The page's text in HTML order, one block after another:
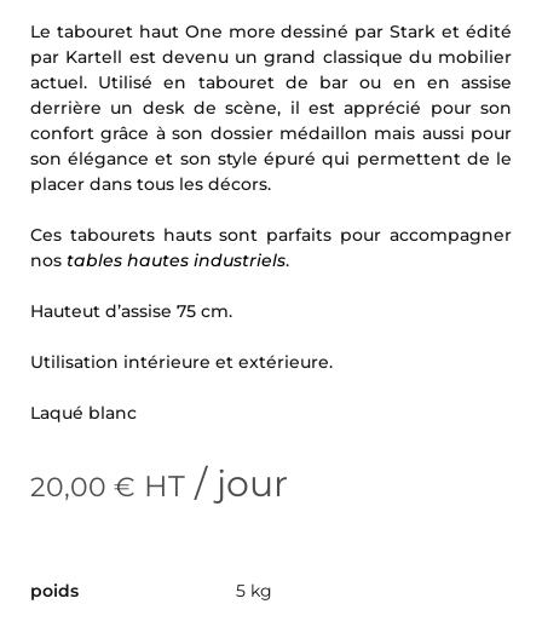
Le tabouret haut One more dessiné par Stark et édité
par Kartell est devenu un grand classique du mobilier
actuel. Utilisé en tabouret de bar ou en en assise
derrière un desk de scène, il est apprécié pour son
confort grâce à son dossier médaillon mais aussi pour
son élégance et son style épuré qui permettent de le
placer dans tous les décors.
Ces tabourets hauts sont parfaits pour accompagner
nos tables hautes industriels.
Hauteut d’assise 75 cm.
Utilisation intérieure et extérieure.
Laqué blanc
20,00 € HT / jour
poids 5 kg